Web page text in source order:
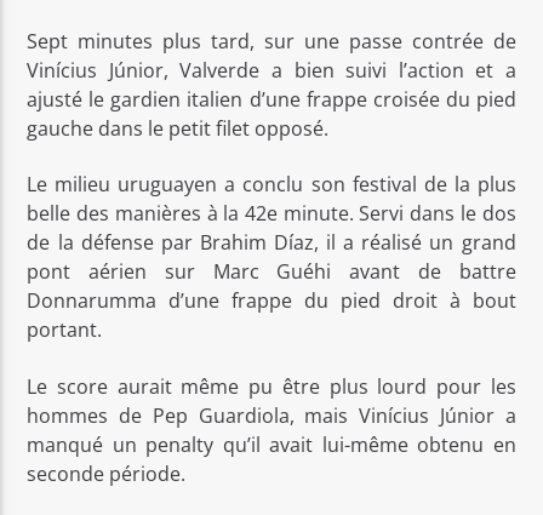
Sept minutes plus tard, sur une passe contrée de
Vinícius Júnior, Valverde a bien suivi l’action et a
ajusté le gardien italien d’une frappe croisée du pied
gauche dans le petit filet opposé.
Le milieu uruguayen a conclu son festival de la plus
belle des manières à la 42e minute. Servi dans le dos
de la défense par Brahim Díaz, il a réalisé un grand
pont aérien sur Marc Guéhi avant de battre
Donnarumma d’une frappe du pied droit à bout
portant.
Le score aurait même pu être plus lourd pour les
hommes de Pep Guardiola, mais Vinícius Júnior a
manqué un penalty qu’il avait lui-même obtenu en
seconde période.